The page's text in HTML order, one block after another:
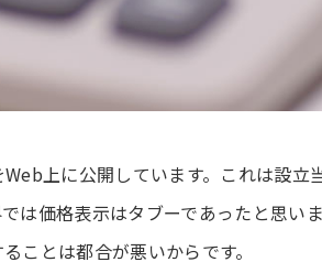
上に公開しています。これは設立
は価格表示はタブーであったと思い
ことは都合が悪いからです。